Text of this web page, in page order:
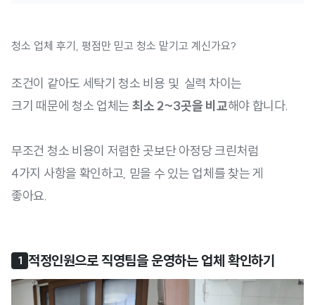
청소 업체 후기, 평점만 믿고 청소 맡기고 계신가요?
조건이 같아도 세탁기 청소 비용 및 실력 차이는
크기 때문에 청소 업체는 최소 2~3곳을 비교해야 합니다.
무조건 청소 비용이 저렴한 곳보단 아정당 크린처럼
4가지 사항을 확인하고, 믿을 수 있는 업체를 찾는 게
좋아요.
1 적정인원으로 직영팀을 운영하는 업체 확인하기